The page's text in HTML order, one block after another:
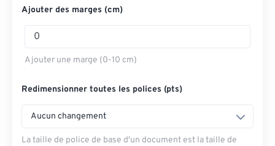
Ajouter des marges (cm)
Ajouter une marge (0-10 cm)
Redimensionner toutes les polices (pts)
Aucun changement
La taille de police de base d'un document est la taille de